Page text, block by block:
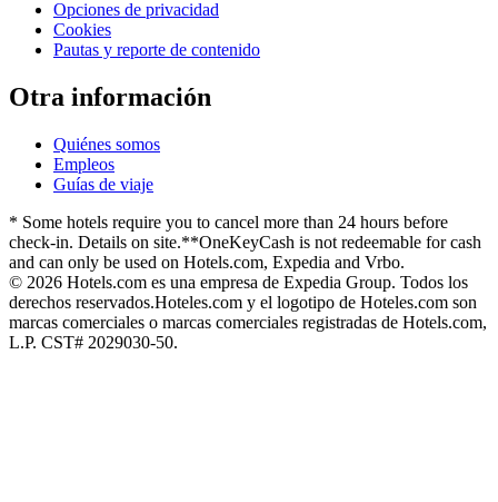
Opciones de privacidad
Cookies
Pautas y reporte de contenido
Otra información
Quiénes somos
Empleos
Guías de viaje
* Some hotels require you to cancel more than 24 hours before
check-in. Details on site.**OneKeyCash is not redeemable for cash
and can only be used on Hotels.com, Expedia and Vrbo.
© 2026 Hotels.com es una empresa de Expedia Group. Todos los
derechos reservados.Hoteles.com y el logotipo de Hoteles.com son
marcas comerciales o marcas comerciales registradas de Hotels.com,
L.P. CST# 2029030-50.